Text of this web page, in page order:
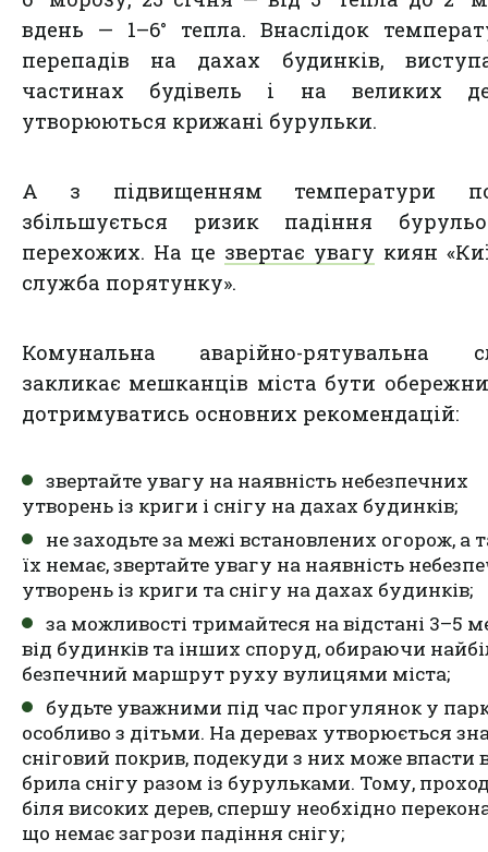
вдень — 1–6° тепла. Внаслідок
перепадів на дахах будинків,
частинах будівель і на великих
утворюються крижані бурульки.
А з підвищенням температури
збільшується ризик падіння
перехожих. На це звертає увагу киян
служба порятунку».
Комунальна аварійно-рятувальна
закликає мешканців міста бути
дотримуватись основних рекомендацій:
звертайте увагу на наявність небезпечних
утворень із криги і снігу на дахах будинків;
не заходьте за межі встановлених огорож, а
їх немає, звертайте увагу на наявність
утворень із криги та снігу на дахах будинків;
за можливості тримайтеся на відстані 3–5
від будинків та інших споруд, обираючи
безпечний маршрут руху вулицями міста;
будьте уважними під час прогулянок у
особливо з дітьми. На деревах утворюється
сніговий покрив, подекуди з них може впасти
брила снігу разом із бурульками. Тому,
біля високих дерев, спершу необхідно
що немає загрози падіння снігу;